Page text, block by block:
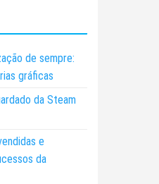
de sempre:
gráficas
da Steam
e
da